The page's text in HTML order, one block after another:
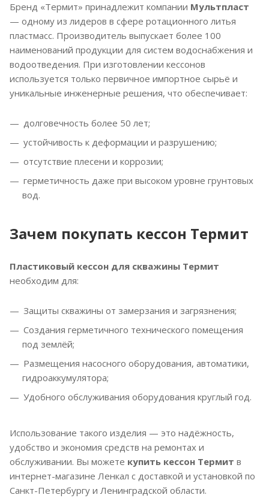
Бренд «Термит» принадлежит компании Мультпласт
— одному из лидеров в сфере ротационного литья
пластмасс. Производитель выпускает более 100
наименований продукции для систем водоснабжения и
водоотведения. При изготовлении кессонов
используется только первичное импортное сырьё и
уникальные инженерные решения, что обеспечивает:
долговечность более 50 лет;
устойчивость к деформации и разрушению;
отсутствие плесени и коррозии;
герметичность даже при высоком уровне грунтовых
вод.
Зачем покупать кессон Термит
Пластиковый кессон для скважины Термит
необходим для:
Защиты скважины от замерзания и загрязнения;
Создания герметичного технического помещения
под землёй;
Размещения насосного оборудования, автоматики,
гидроаккумулятора;
Удобного обслуживания оборудования круглый год.
Использование такого изделия — это надёжность,
удобство и экономия средств на ремонтах и
обслуживании. Вы можете купить кессон Термит в
интернет-магазине Ленкал с доставкой и установкой по
Санкт-Петербургу и Ленинградской области.